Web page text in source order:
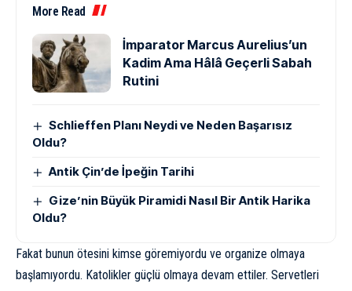
More Read
İmparator Marcus Aurelius’un
Kadim Ama Hâlâ Geçerli Sabah
Rutini
Schlieffen Planı Neydi ve Neden Başarısız
Oldu?
Antik Çin’de İpeğin Tarihi
Gize’nin Büyük Piramidi Nasıl Bir Antik Harika
Oldu?
Fakat bunun ötesini kimse göremiyordu ve organize olmaya
başlamıyordu. Katolikler güçlü olmaya devam ettiler. Servetleri